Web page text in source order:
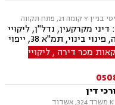
מקרקעין, נדל"ן, ליקויי
בניה, עסקאות מכר דירה, פינוי בינוי, תמ"א 38, ייפוי
גישור, הסכמי ממון,
אפוטרופסות, ליטיגציה,
וראיות, משפט אזרחי
מכר דירה ,ליקויי
דין